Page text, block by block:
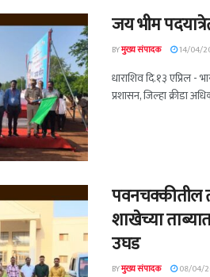
जय भीम
BYमुख्य संपादक 14/04/
धाराशिव दि.१३ एप्रिल -
प्रशासन, जिल्हा क्रीडा
पवनचक्कीतील
शाखेच्या
उघड
BYमुख्य संपादक 08/04/